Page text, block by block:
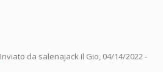
Inviato da salenajack il Gio, 04/14/2022 -